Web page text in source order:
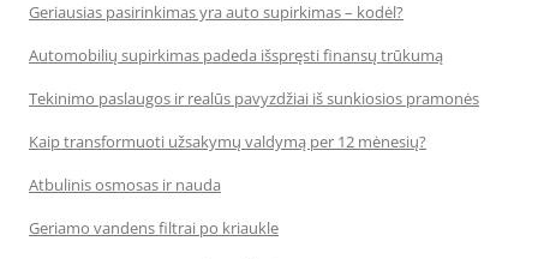
Geriausias pasirinkimas yra auto supirkimas – kodėl?
Automobilių supirkimas padeda išspręsti finansų trūkumą
Tekinimo paslaugos ir realūs pavyzdžiai iš sunkiosios pramonės
Kaip transformuoti užsakymų valdymą per 12 mėnesių?
Atbulinis osmosas ir nauda
Geriamo vandens filtrai po kriaukle